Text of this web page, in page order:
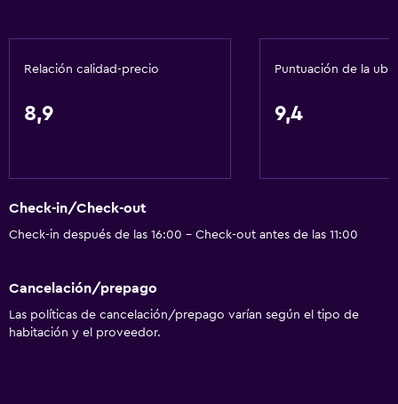
Relación calidad-precio
8,9
Puntuación de la
9,4
Check-in/Check-out
Check-in después de las 16:00 - Check-out antes de las 11:00
Cancelación/prepago
Las políticas de cancelación/prepago varían según el tipo de
habitación y el proveedor.